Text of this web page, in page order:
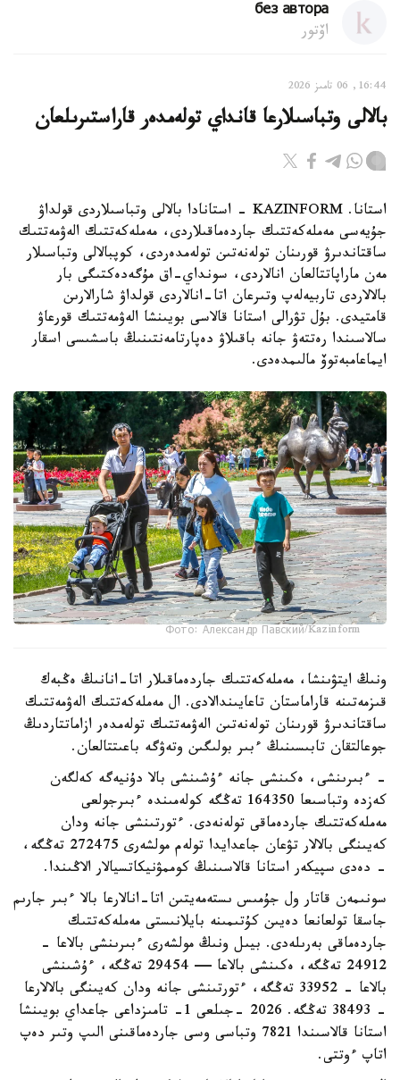
без автора
اۆتور
16:44, 06 تامىز 2026
بالالى وتباسىلارعا قانداي تولەمدەر قاراستىرىلعان
استانا. KAZINFORM - استانادا بالالى وتباسىلاردى قولداۋ
جۇيەسى مەملەكەتتىك جاردەماقىلاردى، مەملەكەتتىك الەۋمەتتىك
ساقتاندىرۋ قورىنان تولەنەتىن تولەمدەردى، كوپبالالى وتباسىلار
مەن ماراپاتتالعان انالاردى، سونداي-اق مۇگەدەكتىگى بار
بالالاردى تاربيەلەپ وتىرعان اتا-انالاردى قولداۋ شارالارىن
قامتيدى. بۇل تۋرالى استانا قالاسى بويىنشا الەۋمەتتىك قورعاۋ
سالاسىندا رەتتەۋ جانە باقىلاۋ دەپارتامەنتىنىڭ باسشىسى اسقار
ايماعامبەتوۆ مالىمدەدى.
Фото: Александр Павский/Kazinform
ونىڭ ايتۋىنشا، مەملەكەتتىك جاردەماقىلار اتا-انانىڭ ەڭبەك
قىزمەتىنە قاراماستان تاعايىندالادى. ال مەملەكەتتىك الەۋمەتتىك
ساقتاندىرۋ قورىنان تولەنەتىن الەۋمەتتىك تولەمدەر ازاماتتاردىڭ
جوعالتقان تابىسىنىڭ ءبىر بولىگىن وتەۋگە باعىتتالعان.
- ءبىرىنشى، ەكىنشى جانە ءۇشىنشى بالا دۇنيەگە كەلگەن
كەزدە وتباسىعا 164350 تەڭگە كولەمىندە ءبىرجولعى
مەملەكەتتىك جاردەماقى تولەنەدى. ءتورتىنشى جانە ودان
كەيىنگى بالالار تۋعان جاعدايدا تولەم مولشەرى 272475 تەڭگە،
- دەدى سپيكەر استانا قالاسىنىڭ كوممۋنيكاتسيالار الاڭىندا.
سونىمەن قاتار ول جۇمىس ىستەمەيتىن اتا-انالارعا بالا ءبىر جارىم
جاسقا تولعانعا دەيىن كۇتىمىنە بايلانىستى مەملەكەتتىك
جاردەماقى بەرىلەدى. بيىل ونىڭ مولشەرى ءبىرىنشى بالاعا -
24912 تەڭگە، ەكىنشى بالاعا — 29454 تەڭگە، ءۇشىنشى
بالاعا - 33952 تەڭگە، ءتورتىنشى جانە ودان كەيىنگى بالالارعا
- 38493 تەڭگە. 2026 -جىلعى 1- تامىزداعى جاعداي بويىنشا
استانا قالاسىندا 7821 وتباسى وسى جاردەماقىنى الىپ وتىر دەپ
اتاپ ءوتتى.